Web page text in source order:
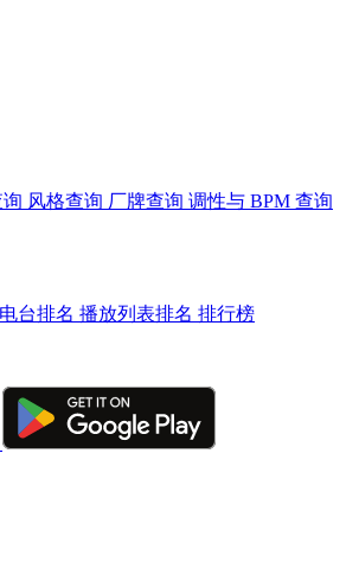
风格查询 厂牌查询 调性与 BPM 查询
电台排名 播放列表排名 排行榜